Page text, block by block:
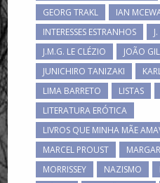
GEORG TRAKL
IAN
INTERESSES ESTRANHOS
J.M.G. LE CLÉZIO
JOÃO
JUNICHIRO TANIZAKI
LIMA BARRETO
LISTAS
LITERATURA ERÓTICA
LIVROS QUE MINHA MÃE
MARCEL PROUST
MORRISSEY
NAZISMO